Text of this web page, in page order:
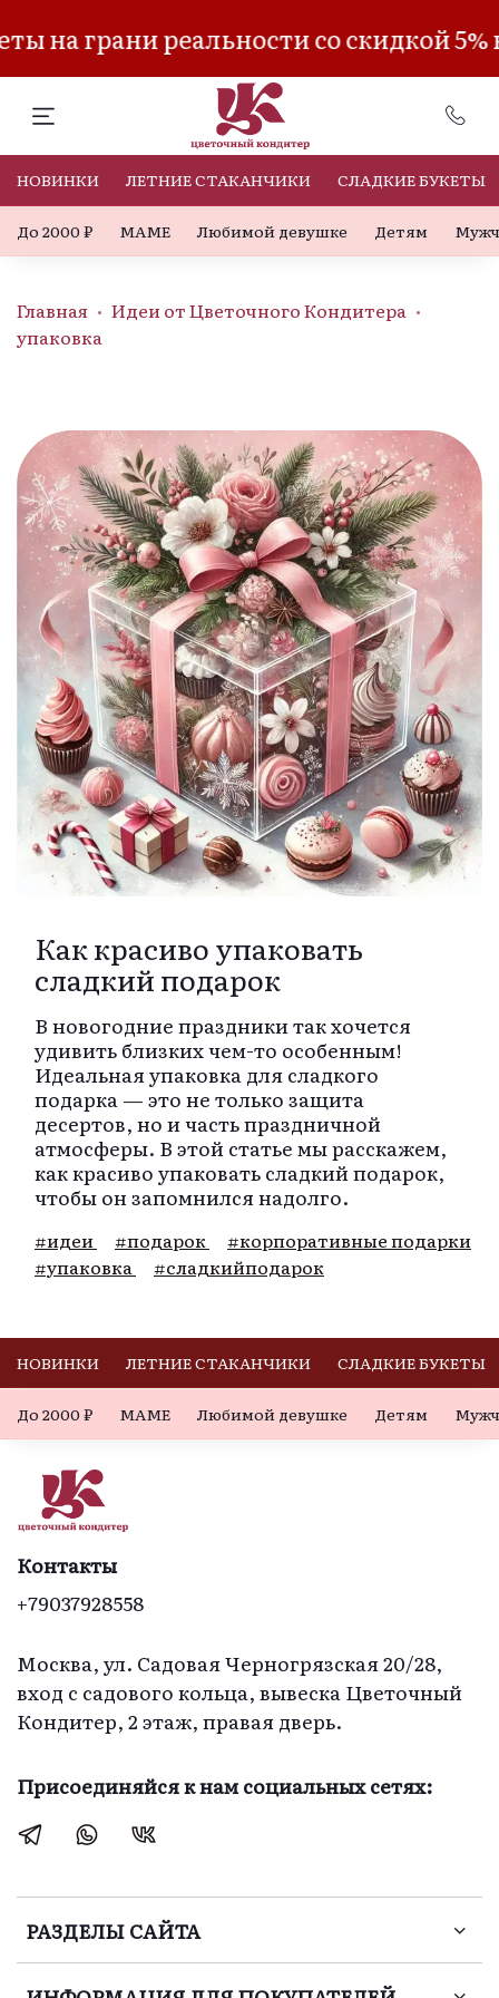
на грани реальности со скидкой 5%
НОВИНКИ ЛЕТНИЕ СТАКАНЧИКИ СЛАДКИЕ БУКЕТЫ
До 2000 ₽ МАМЕ Любимой девушке Детям
Главная
Идеи от Цветочного Кондитера
упаковка
Как красиво упаковать
сладкий подарок
В новогодние праздники так хочется
удивить близких чем-то особенным!
Идеальная упаковка для сладкого
подарка — это не только защита
десертов, но и часть праздничной
атмосферы. В этой статье мы расскажем,
как красиво упаковать сладкий подарок,
чтобы он запомнился надолго.
#идеи #подарок
#корпоративные подарки
#упаковка
#сладкийподарок
НОВИНКИ ЛЕТНИЕ СТАКАНЧИКИ СЛАДКИЕ БУКЕТЫ
До 2000 ₽ МАМЕ Любимой девушке Детям
РАЗДЕЛЫ САЙТА
Контакты
+79037928558
Москва, ул. Садовая Черногрязская 20/28,
вход с садового кольца, вывеска Цветочный
Кондитер, 2 этаж, правая дверь.
Присоединяйся к нам социальных сетях: